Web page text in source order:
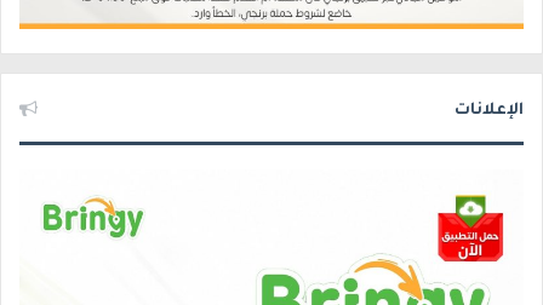
الإعلانات